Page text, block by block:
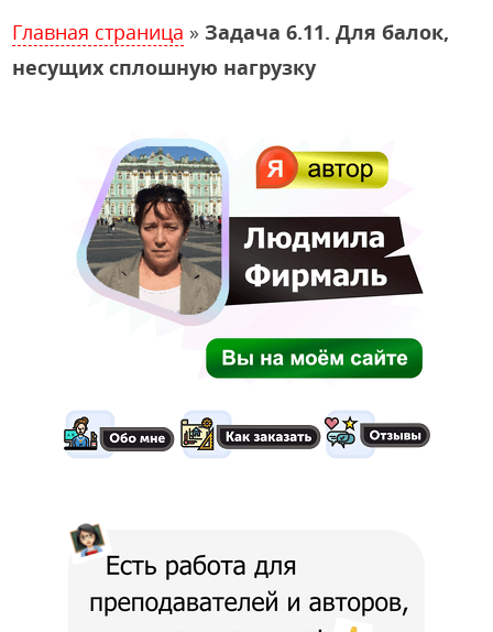
Главная страница » Задача 6.11. Для балок,
несущих сплошную нагрузку